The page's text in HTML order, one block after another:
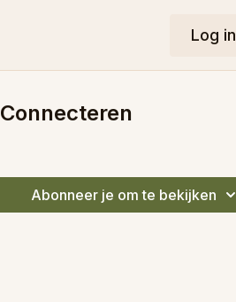
Log in
Abonneer je om te bekijken